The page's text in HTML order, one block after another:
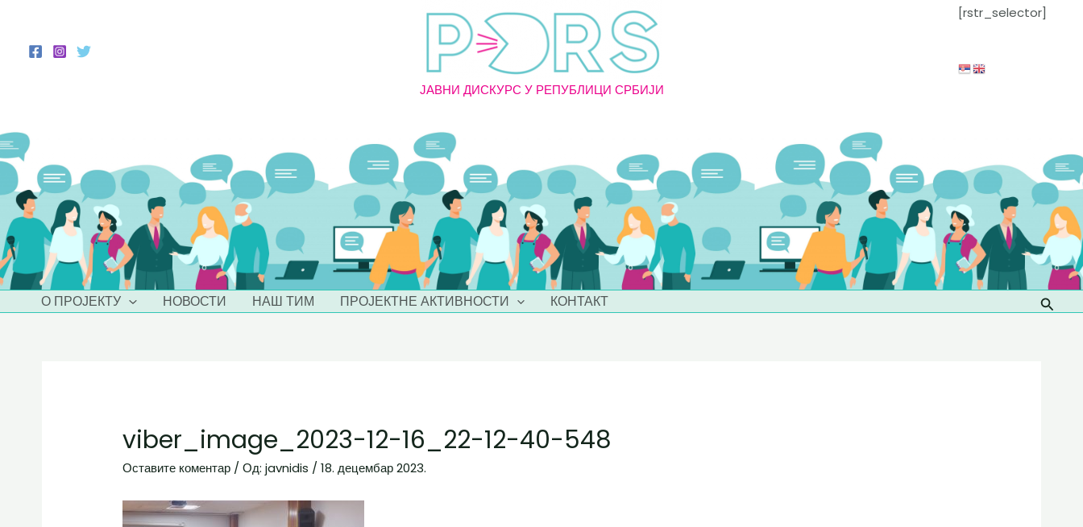
садржај
ЈАВНИ ДИСКУРС У РЕПУБЛИЦИ СРБИЈИ
[rstr_selector]
О ПРОЈЕКТУ НОВОСТИ НАШ ТИМ ПРОЈЕКТНЕ АКТИВНОСТИ КОНТАКТ
viber_image_2023-12-16_22-12-40-548
Оставите коментар / Од: javnidis /18. децембар 2023.